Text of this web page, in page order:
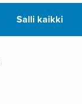
Salli kaikki